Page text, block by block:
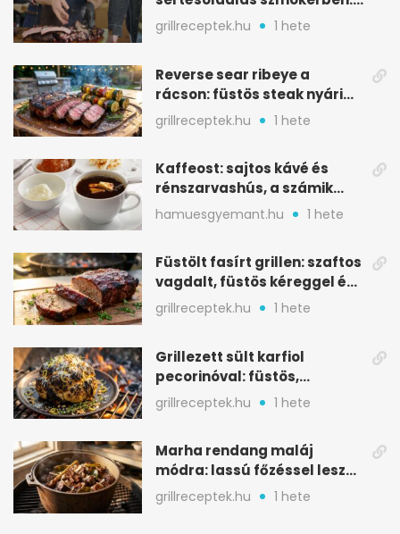
ropogós bark, 6 óra
grillreceptek.hu 1 hete
Reverse sear ribeye a
rácson: füstös steak nyári
tökkebabbal
grillreceptek.hu 1 hete
Kaffeost: sajtos kávé és
rénszarvashús, a számik
melegítő itala
hamuesgyemant.hu 1 hete
Füstölt fasírt grillen: szaftos
vagdalt, füstös kéreggel és
BBQ mázzal
grillreceptek.hu 1 hete
Grillezett sült karfiol
pecorinóval: füstös,
karamellizált nyári kedvenc
grillreceptek.hu 1 hete
Marha rendang maláj
módra: lassú főzéssel lesz
igazán szaftos
grillreceptek.hu 1 hete